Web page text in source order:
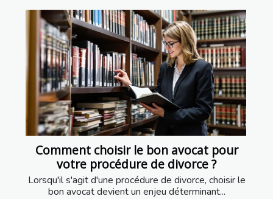
Comment choisir le bon avocat pour
votre procédure de divorce ?
Lorsqu'il s'agit d'une procédure de divorce, choisir le
bon avocat devient un enjeu déterminant...